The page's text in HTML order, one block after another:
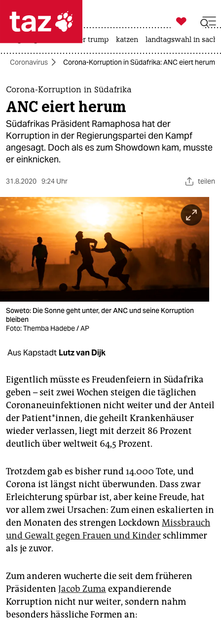
 taz zahl ich
taz zahl ich
themen
politik
öko
gesellschaft
kultur
sport
nord
wahrheit
verlag
verlag
veranstaltungen
unterstützen
abo
genossenschaft
epaper login

taz zahl ich
usa unter trump katzen landtagswahl in
Coronavirus Corona-Korruption in Südafrika: ANC eiert herum
Corona-Korruption in Südafrika
ANC eiert herum
Südafrikas Präsident Ramaphosa hat der
Korruption in der Regierungspartei den Kampf
angesagt. Doch als es zum Showdown kam, musste
er einknicken.
31.8.2020 9:24 Uhr teilen
Soweto: Die Sonne geht unter, der ANC und seine Korruption
bleiben
Foto: Themba Hadebe / AP
Aus Kapstadt Lutz van Dijk
Eigentlich müsste es Freudenfeiern in Südafrika
geben – seit zwei Wochen steigen die täglichen
Coronaneuinfektionen nicht weiter und der Anteil
der Patient*innen, die geheilt Krankenhäuser
wieder verlassen, liegt mit derzeit 86 Prozent
deutlich über weltweit 64,5 Prozent.
Trotzdem gab es bisher rund 14.000 Tote, und
Corona ist längst nicht überwunden. Dass zwar
Erleichterung spürbar ist, aber keine Freude, hat
vor allem zwei Ursachen: Zum einen eskalierten in
den Monaten des strengen Lockdown Missbrauch
und Gewalt gegen Frauen und Kinder schlimmer
als je zuvor.
Zum anderen wucherte die seit dem früheren
Präsidenten Jacob Zuma expandierende
Korruption nicht nur weiter, sondern nahm
besonders hässliche Formen an: